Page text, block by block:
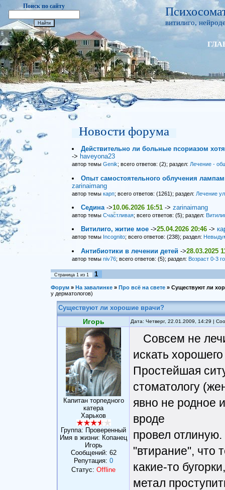
Поиск по сайту
витилиго,
Новости форума
Действительно ли больные псориазом
-> haveyona23
автор темы Genik; всего ответов: (2); раздел: Лечение -
Опыт самостоятельного облучения
zarinaimang
автор темы карп; всего ответов: (1261); раздел: Лечение
Седина ->10.06.2026 16:51 ->zarinaimang
автор темы Счастливая; всего ответов: (5); раздел:
Витилиго, житие мое ->25.04.2026 20:46 ->
автор темы Incognito; всего ответов: (238); раздел:
Антибиотики в лечении детей ->28.03.2025
автор темы niv76; всего ответов: (5); раздел: Возраст 0-3
Страница 1 из 1 1
Форум » На завалинке » Про всё на свете » Существуют ли
у дерматологов)
Существуют ли хорошие врачи?
Игорь Дата: Четверг, 22.01.2009, 14:29 |
Капитан торпедного
катера
Харьков
Группа: Проверенный
Имя в жизни: Копанец
Игорь
Сообщений: 62
Репутация: 0
Статус: Offline
Совсем не
искать
Простейшая
стоматологу
явно не родное
вроде
провел
"втирание", что
какие-то
метал